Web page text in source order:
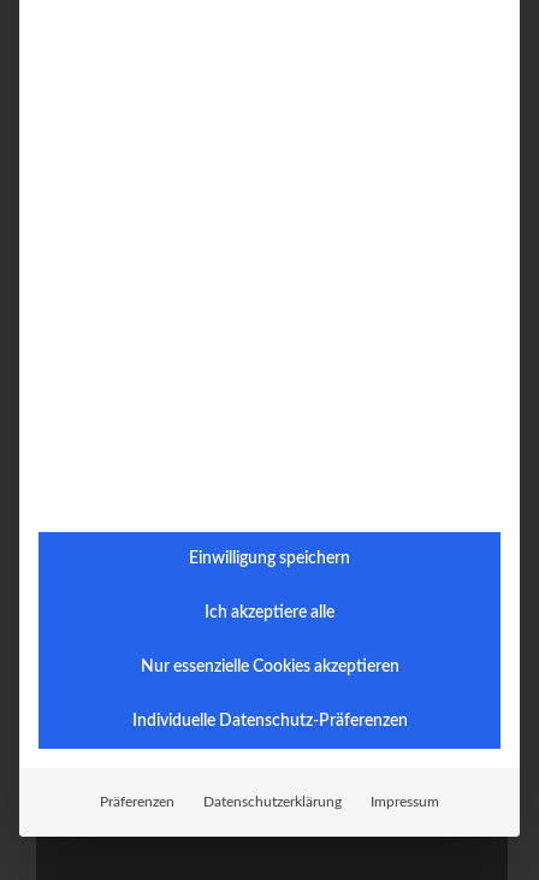
Einwilligung speichern
Ich akzeptiere alle
Nur essenzielle Cookies akzeptieren
Individuelle Datenschutz-Präferenzen
Präferenzen Datenschutzerklärung Impressum